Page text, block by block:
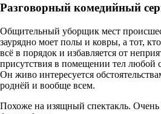
Разговорный комедийный
Общительный уборщик мест
заурядно моет полы и ковры, а тот,
всё в порядок и избавляется от
присутствия в помещении тел любой
Он живо интересуется
роднёй и вообще всем.
Похоже на изящный спектакль.